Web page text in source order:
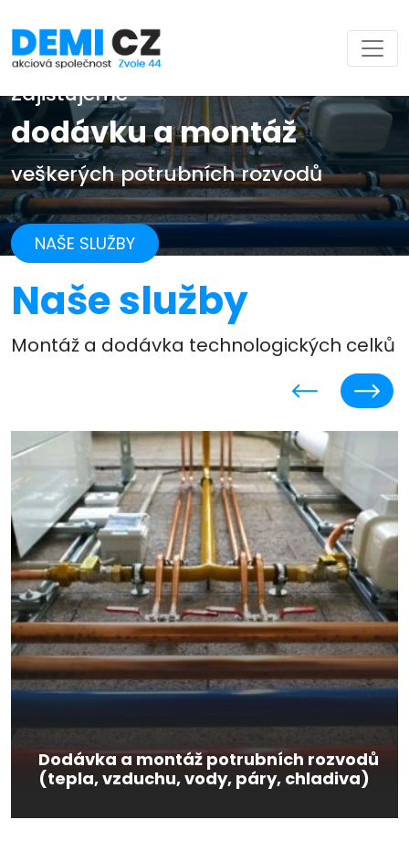
Zajišťujeme
dodávku a montáž
veškerých potrubních rozvodů
NAŠE SLUŽBY
Naše služby
Montáž a dodávka technologických celků
Dodávka a montáž potrubních rozvodů
(tepla, vzduchu, vody, páry, chladiva)